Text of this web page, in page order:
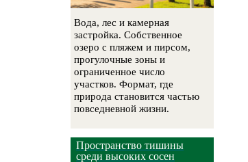
Вода, лес и камерная
застройка. Собственное
озеро с пляжем и пирсом,
прогулочные зоны и
ограниченное число
участков. Формат, где
природа становится частью
повседневной жизни.
Пространство тишины
среди высоких сосен